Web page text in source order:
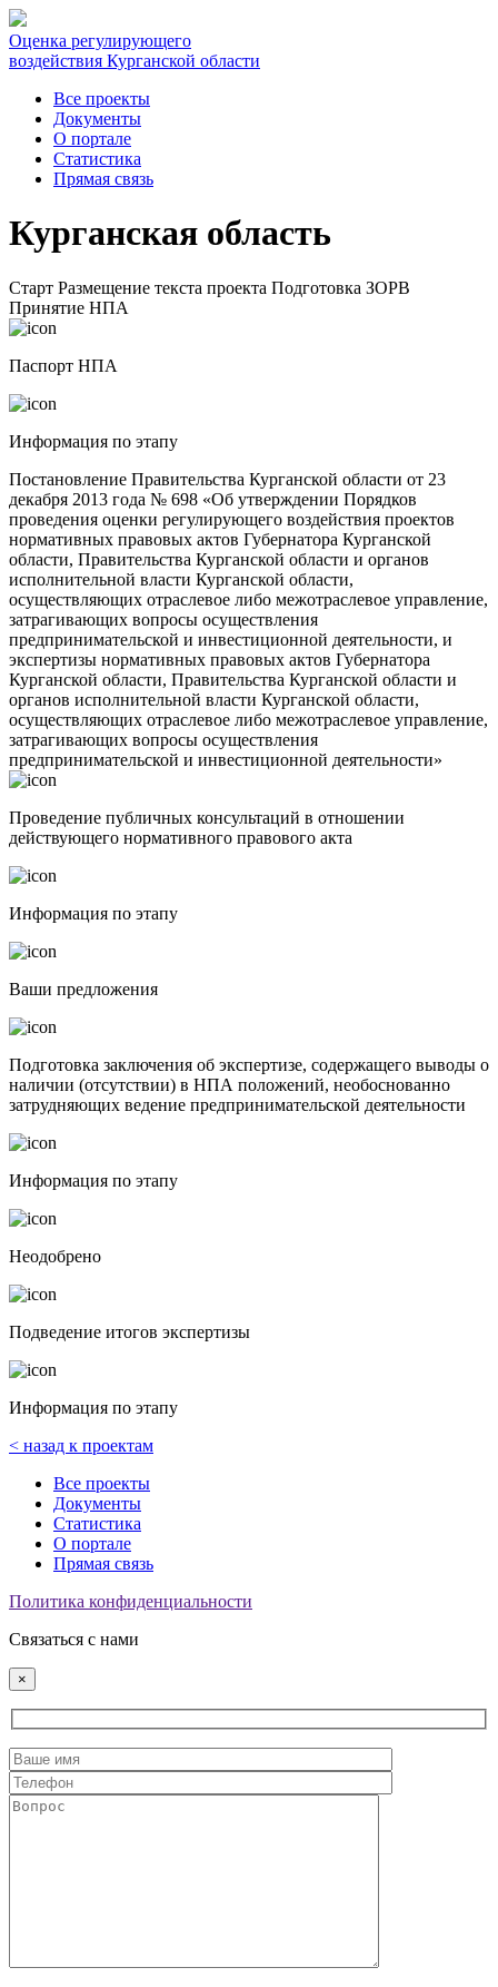
Оценка регулирующего
воздействия Курганской области
Все проекты
Документы
О портале
Статистика
Прямая связь
Курганская область
Старт Размещение текста проекта Подготовка ЗОРВ
Принятие НПА
Паспорт НПА
Информация по этапу
Постановление Правительства Курганской области от 23
декабря 2013 года № 698 «Об утверждении Порядков
проведения оценки регулирующего воздействия проектов
нормативных правовых актов Губернатора Курганской
области, Правительства Курганской области и органов
исполнительной власти Курганской области,
осуществляющих отраслевое либо межотраслевое управление,
затрагивающих вопросы осуществления
предпринимательской и инвестиционной деятельности, и
экспертизы нормативных правовых актов Губернатора
Курганской области, Правительства Курганской области и
органов исполнительной власти Курганской области,
осуществляющих отраслевое либо межотраслевое управление,
затрагивающих вопросы осуществления
предпринимательской и инвестиционной деятельности»
Проведение публичных консультаций в отношении
действующего нормативного правового акта
Информация по этапу
Ваши предложения
Подготовка заключения об экспертизе, содержащего выводы о
наличии (отсутствии) в НПА положений, необоснованно
затрудняющих ведение предпринимательской деятельности
Информация по этапу
Неодобрено
Подведение итогов экспертизы
Информация по этапу
< назад к проектам
Все проекты
Документы
Статистика
О портале
Прямая связь
Политика конфиденциальности
Связаться с нами
×